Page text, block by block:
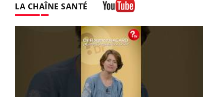
LA CHAÎNE SANTÉ